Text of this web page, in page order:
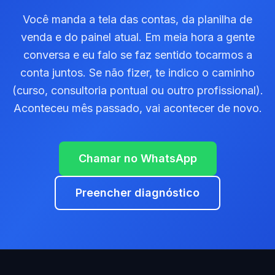
Você manda a tela das contas, da planilha de
venda e do painel atual. Em meia hora a gente
conversa e eu falo se faz sentido tocarmos a
conta juntos. Se não fizer, te indico o caminho
(curso, consultoria pontual ou outro profissional).
Aconteceu mês passado, vai acontecer de novo.
Chamar no WhatsApp
Preencher diagnóstico